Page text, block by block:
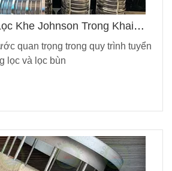
Khe Johnson Trong Khai
quan trọng trong quy trình tuyển
lọc và lọc bùn